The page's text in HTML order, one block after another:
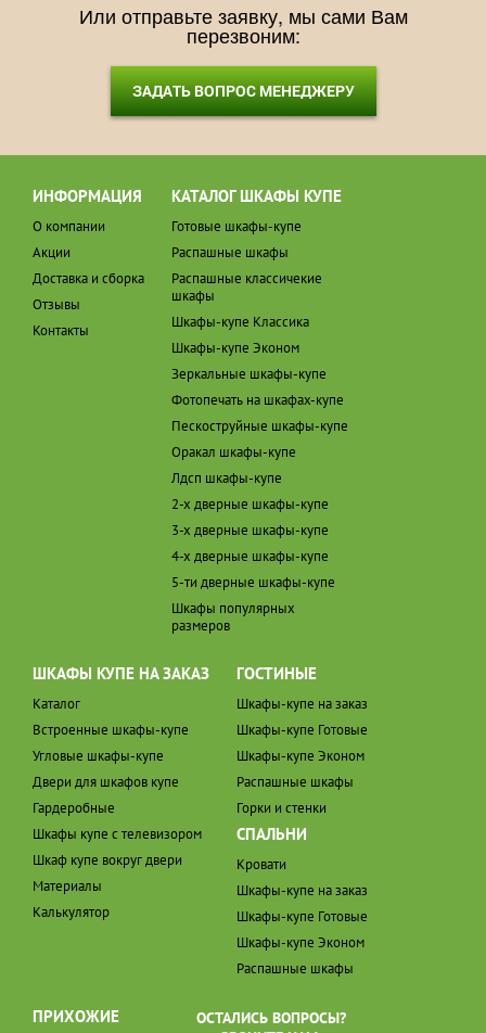
Или отправьте заявку, мы сами Вам
перезвоним:
ЗАДАТЬ ВОПРОС МЕНЕДЖЕРУ
ИНФОРМАЦИЯ
О компании
Акции
Доставка и сборка
Отзывы
Контакты
КАТАЛОГ ШКАФЫ КУПЕ
Готовые шкафы-купе
Распашные шкафы
Распашные классичекие
шкафы
Шкафы-купе Классика
Шкафы-купе Эконом
Зеркальные шкафы-купе
Фотопечать на шкафах-купе
Пескоструйные шкафы-купе
Оракал шкафы-купе
Лдсп шкафы-купе
2-х дверные шкафы-купе
3-х дверные шкафы-купе
4-х дверные шкафы-купе
5-ти дверные шкафы-купе
Шкафы популярных
размеров
ШКАФЫ КУПЕ НА ЗАКАЗ
Каталог
Встроенные шкафы-купе
Угловые шкафы-купе
Двери для шкафов купе
Гардеробные
Шкафы купе с телевизором
Шкаф купе вокруг двери
Материалы
Калькулятор
ГОСТИНЫЕ
Шкафы-купе на заказ
Шкафы-купе Готовые
Шкафы-купе Эконом
Распашные шкафы
Горки и стенки
СПАЛЬНИ
Кровати
Шкафы-купе на заказ
Шкафы-купе Готовые
Шкафы-купе Эконом
Распашные шкафы
ПРИХОЖИЕ
ОСТАЛИСЬ ВОПРОСЫ?